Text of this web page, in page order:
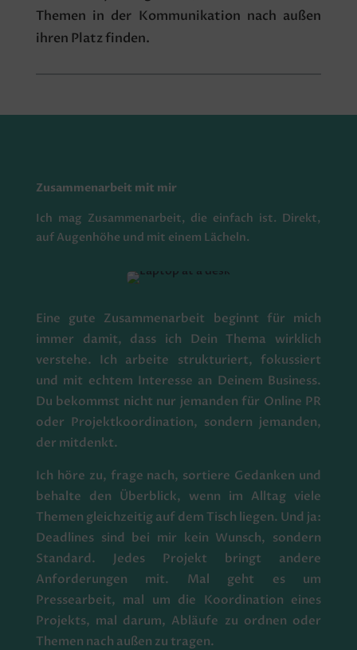
Themen in der Kommunikation nach außen
ihren Platz finden.
Zusammenarbeit mit mir
Ich mag Zusammenarbeit, die einfach ist. Direkt,
auf Augenhöhe und mit einem Lächeln.
Eine gute Zusammenarbeit beginnt für mich
immer damit, dass ich Dein Thema wirklich
verstehe. Ich arbeite strukturiert, fokussiert
und mit echtem Interesse an Deinem Business.
Du bekommst nicht nur jemanden für Online PR
oder Projektkoordination, sondern jemanden,
der mitdenkt.
Ich höre zu, frage nach, sortiere Gedanken und
behalte den Überblick, wenn im Alltag viele
Themen gleichzeitig auf dem Tisch liegen. Und ja:
Deadlines sind bei mir kein Wunsch, sondern
Standard. Jedes Projekt bringt andere
Anforderungen mit. Mal geht es um
Pressearbeit, mal um die Koordination eines
Projekts, mal darum, Abläufe zu ordnen oder
Themen nach außen zu tragen.